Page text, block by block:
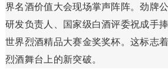
界名酒价值大会现场掌声阵阵。劲牌
研发负责人、国家级白酒评委祝成手
世界烈酒精品大赛金奖奖杯。这标志
烈酒舞台上的新突破。